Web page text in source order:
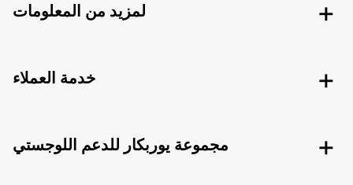
لمزيد من المعلومات
خدمة العملاء
مجموعة يوربكار للدعم اللوجستي